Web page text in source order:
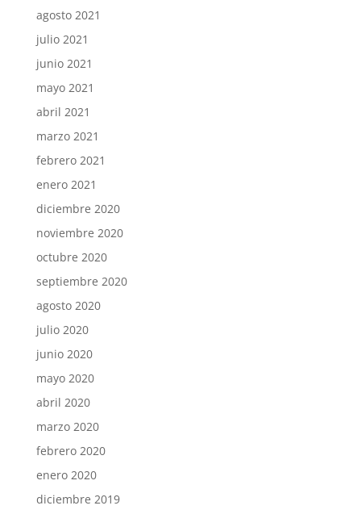
agosto 2021
julio 2021
junio 2021
mayo 2021
abril 2021
marzo 2021
febrero 2021
enero 2021
diciembre 2020
noviembre 2020
octubre 2020
septiembre 2020
agosto 2020
julio 2020
junio 2020
mayo 2020
abril 2020
marzo 2020
febrero 2020
enero 2020
diciembre 2019